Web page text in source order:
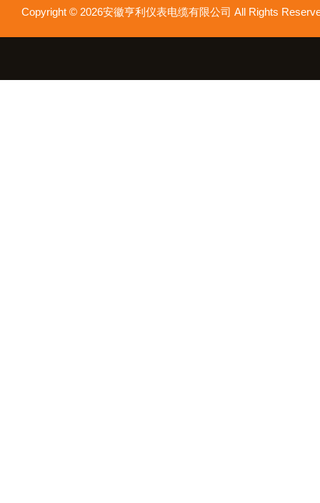
Copyright © 2026安徽亨利仪表电缆有限公司 All Rights